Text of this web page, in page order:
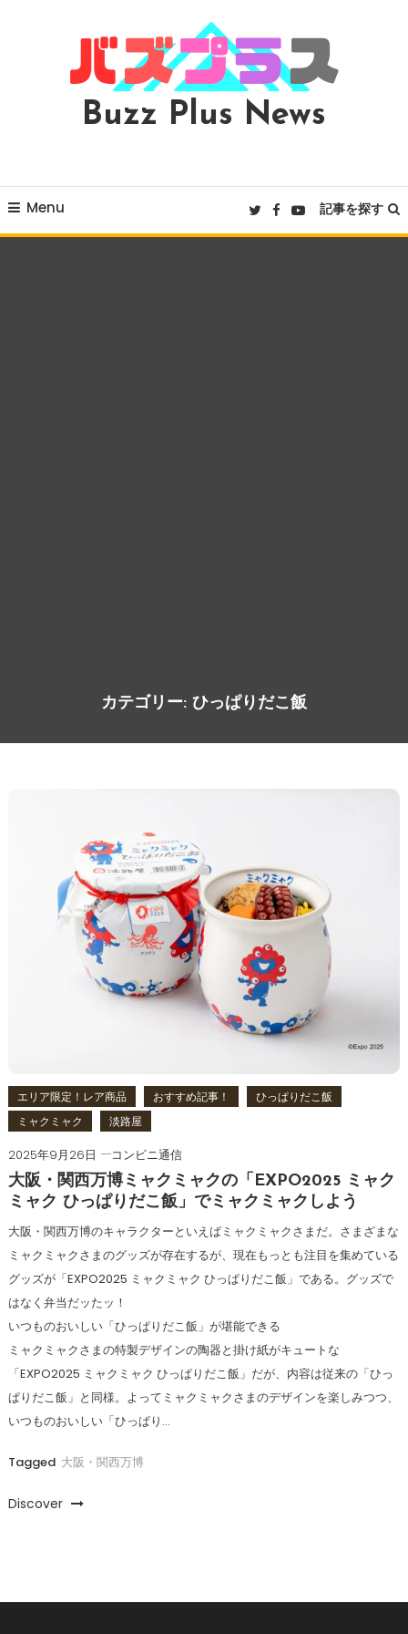
Buzz Plus News
Menu 記事を探す
カテゴリー: ひっぱりだこ飯
エリア限定！レア商品 おすすめ記事！
ひっぱりだこ飯
ミャクミャク
淡路屋
2025年9月26日
コンビニ通信
大阪・関西万博ミャクミャクの「EXPO2025 ミャク
ミャク ひっぱりだこ飯」でミャクミャクしよう
大阪・関西万博のキャラクターといえばミャクミャクさまだ。さまざまな
ミャクミャクさまのグッズが存在するが、現在もっとも注目を集めている
グッズが「EXPO2025 ミャクミャク ひっぱりだこ飯」である。グッズで
はなく弁当だッたッ！
いつものおいしい「ひっぱりだこ飯」が堪能できる
ミャクミャクさまの特製デザインの陶器と掛け紙がキュートな
「EXPO2025 ミャクミャク ひっぱりだこ飯」だが、内容は従来の「ひっ
ぱりだこ飯」と同様。よってミャクミャクさまのデザインを楽しみつつ、
いつものおいしい「ひっぱり…
Tagged 大阪・関西万博
Discover